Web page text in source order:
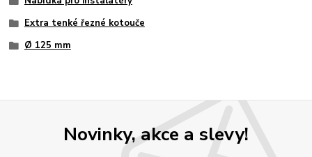
Extra tenké řezné kotouče
Ø 125 mm
Novinky, akce a slevy!